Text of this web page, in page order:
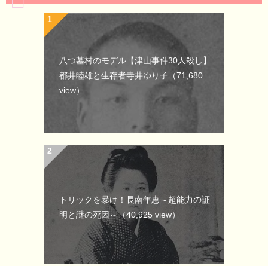
八つ墓村のモデル【津山事件30人殺し】
都井睦雄と生存者寺井ゆり子 （71,680
view）
トリックを暴け！長南年恵～超能力の証
明と謎の死因～（40,925 view）